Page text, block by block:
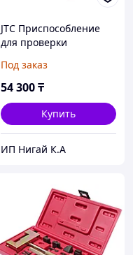
JTC Приспособление
для проверки
Под заказ
54 300₸
Купить
ИП Нигай К.А